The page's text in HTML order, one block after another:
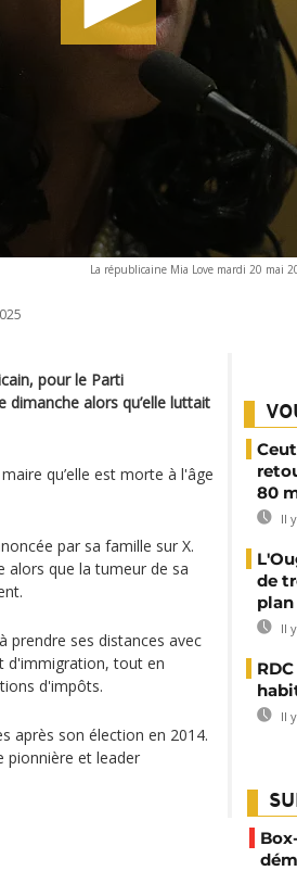
La républicaine Mia Love mardi 20 mai
pour le Parti
dimanche alors qu’elle luttait
qu’elle est morte à l'âge
par sa famille sur X.
alors que la tumeur de sa
prendre ses distances avec
d'immigration, tout en
d'impôts.
après son élection en 2014.
pionnière et leader
80
Il
de
Il
Il